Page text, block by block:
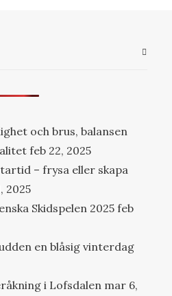
och brus, balansen
feb 22, 2025
– frysa eller skapa
2025
Skidspelen 2025 feb
en blåsig vinterdag
i Lofsdalen mar 6,